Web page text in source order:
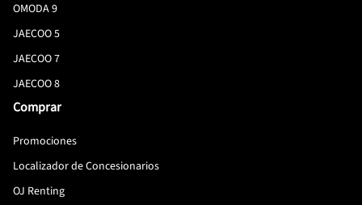
OMODA 9
JAECOO 5
JAECOO 7
JAECOO 8
Comprar
Promociones
Localizador de Concesionarios
OJ Renting